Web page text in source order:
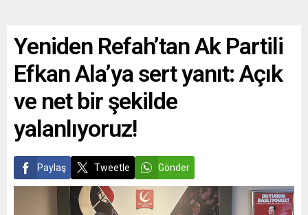
Yeniden Refah’tan Ak Partili
Efkan Ala’ya sert yanıt: Açık
ve net bir şekilde
yalanlıyoruz!
Paylaş Tweetle Gönder